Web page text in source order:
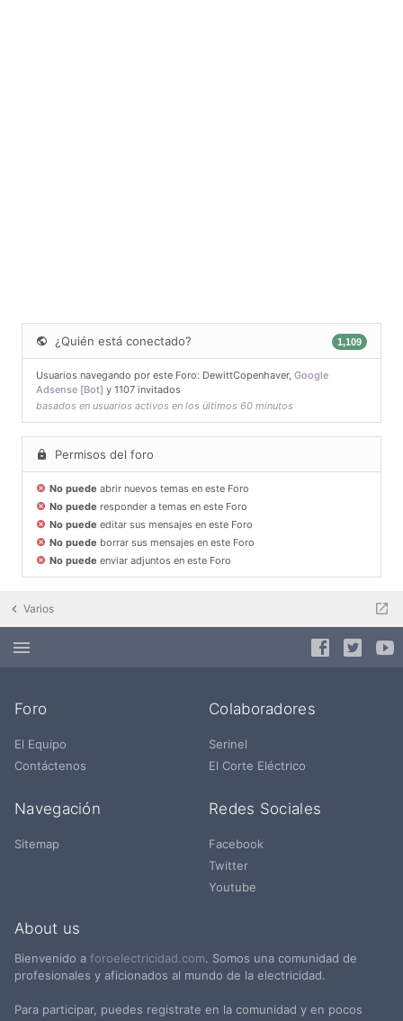
¿Quién está conectado? 1,109
Usuarios navegando por este Foro: DewittCopenhaver, Google
Adsense [Bot] y 1107 invitados
basados en usuarios activos en los últimos 60 minutos
Permisos del foro
No puede abrir nuevos temas en este Foro
No puede responder a temas en este Foro
No puede editar sus mensajes en este Foro
No puede borrar sus mensajes en este Foro
No puede enviar adjuntos en este Foro
Varios
Foro
El Equipo
Contáctenos
Colaboradores
Serinel
El Corte Eléctrico
Navegación
Sitemap
Redes Sociales
Facebook
Twitter
Youtube
About us
Bienvenido a foroelectricidad.com. Somos una comunidad de
profesionales y aficionados al mundo de la electricidad.
Para participar, puedes registrate en la comunidad y en pocos